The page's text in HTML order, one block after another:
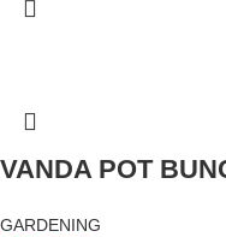
VANDA POT
GARDENING